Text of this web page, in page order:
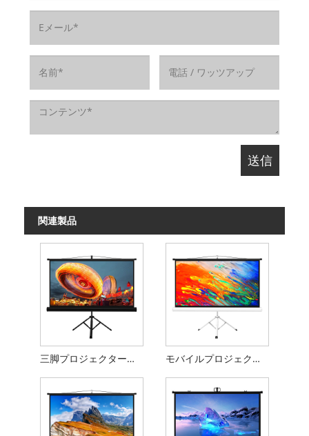
関連製品
三脚プロジェクタースクリーン モバイルプロジェクタースクリーン